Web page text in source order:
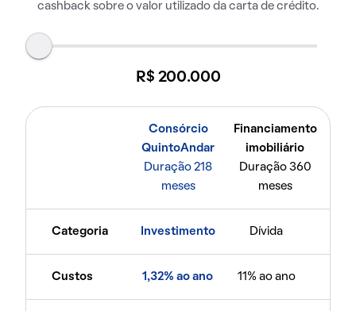
cashback sobre o valor utilizado da carta de crédito.
R$ 200.000
Consórcio
QuintoAndar
Duração 218
meses
Financiamento
imobiliário
Duração 360
meses
Categoria Investimento Dívida
Custos 1,32% ao ano 11% ao ano